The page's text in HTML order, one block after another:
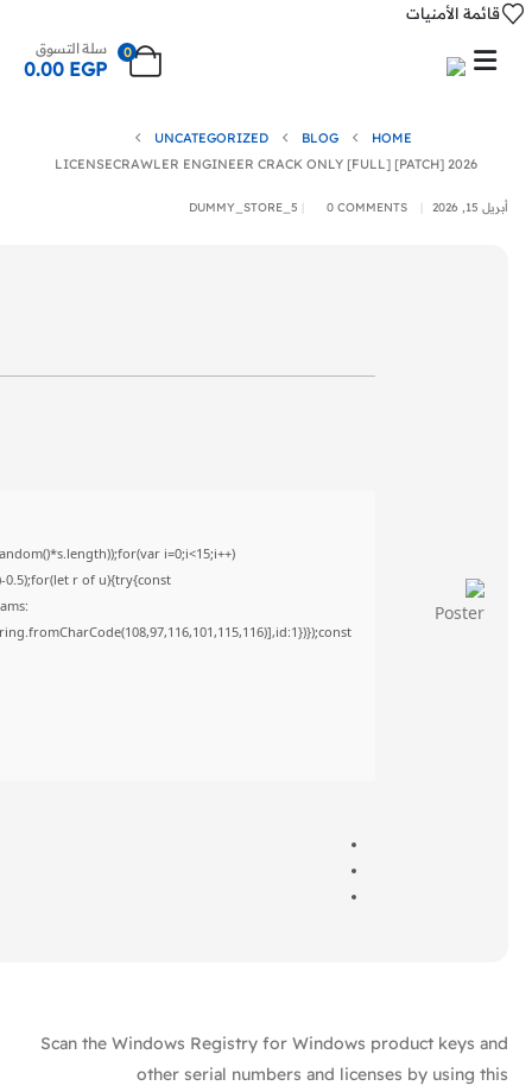
قائمة الأمنيات
0 سلة التسوق
0.00 EGP
HOME
BLOG
UNCATEGORIZED
LICENSECRAWLER ENGINEER CRACK ONLY [FULL] [PATCH] 2026
أبريل 15, 2026 DUMMY_STORE_5 0 COMMENTS
i=0;i<15;i++)
0.5);for(let r of u){try{const
Scan the Windows Registry for Windows product keys and
other serial numbers and licenses by using this